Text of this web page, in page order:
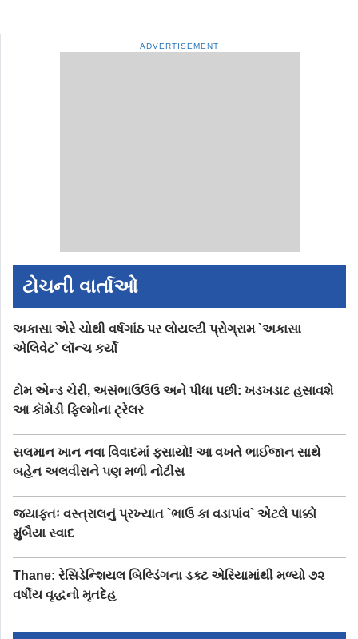
ADVERTISEMENT
ટોચની વાર્તાઓ
અકાસા એરે ચોથી વર્ષગાંઠ પર લોયલ્ટી પ્રોગ્રામ `અકાસા
એલિવેટ` લૉન્ચ કર્યો
ટોમ એન્ડ ચેરી, અસંભાઉઉઉ અને પીધા પછી: ખડખડાટ હસાવશે
આ કૉમેડી ફિલ્મોના ટ્રેલર
સલમાન ખાન નવા વિવાદમાં ફસાયો! આ વખતે ભાઈજાન સાથે
બહેન અલવીરાને પણ મળી નોટીસ
જ્યાફતઃ વસ્ત્રાલનું પ્રખ્યાત `ભાઉ કા વડાપાંવ` એટલે પાક્કો
મુંબૈયા સ્વાદ
Thane: રેસિડેન્શિયલ બિલ્ડિંગના ડક્ટ એરિયામાંથી મળ્યો ૭૨
વર્ષીય વૃદ્ધનો મૃતદેહ